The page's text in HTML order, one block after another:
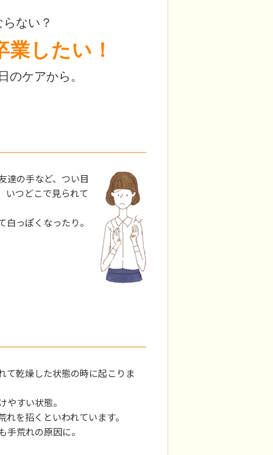
ない？
したい！
のケアから。
達の手など、つい目
いつどこで見られて
っぽくなったり。
て乾燥した状態の時に起こりま
すい状態。
を招くといわれています。
荒れの原因に。